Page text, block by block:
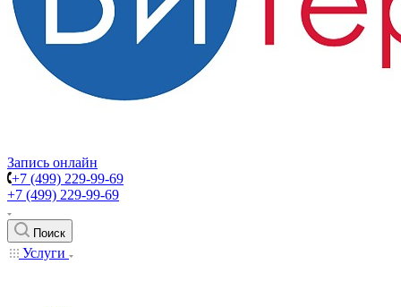
Запись онлайн
+7 (499) 229-99-69
+7 (499) 229-99-69
Поиск
Услуги